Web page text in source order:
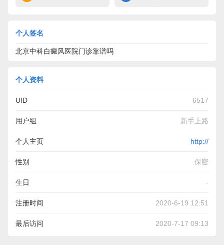
个人签名
北京中科白癜风医院门诊靠谱吗
个人资料
UID 6517
用户组 新手上路
个人主页 http://
性别 保密
生日 -
注册时间 2020-6-19 12:51
最后访问 2020-7-17 09:13